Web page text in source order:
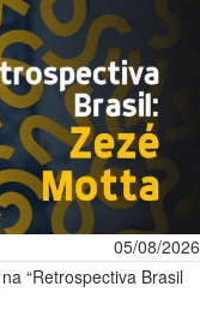
05/08/2026
“Retrospectiva Brasil